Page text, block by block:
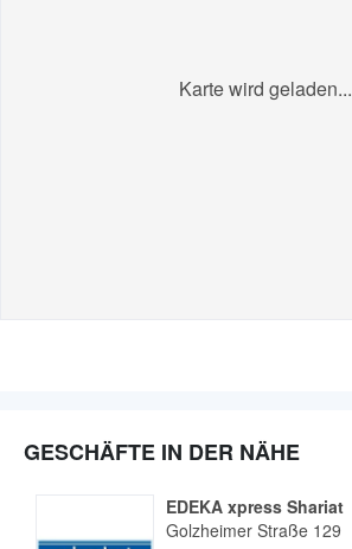
Karte wird geladen...
GESCHÄFTE IN DER NÄHE
EDEKA xpress Shariat
Golzheimer Straße 129